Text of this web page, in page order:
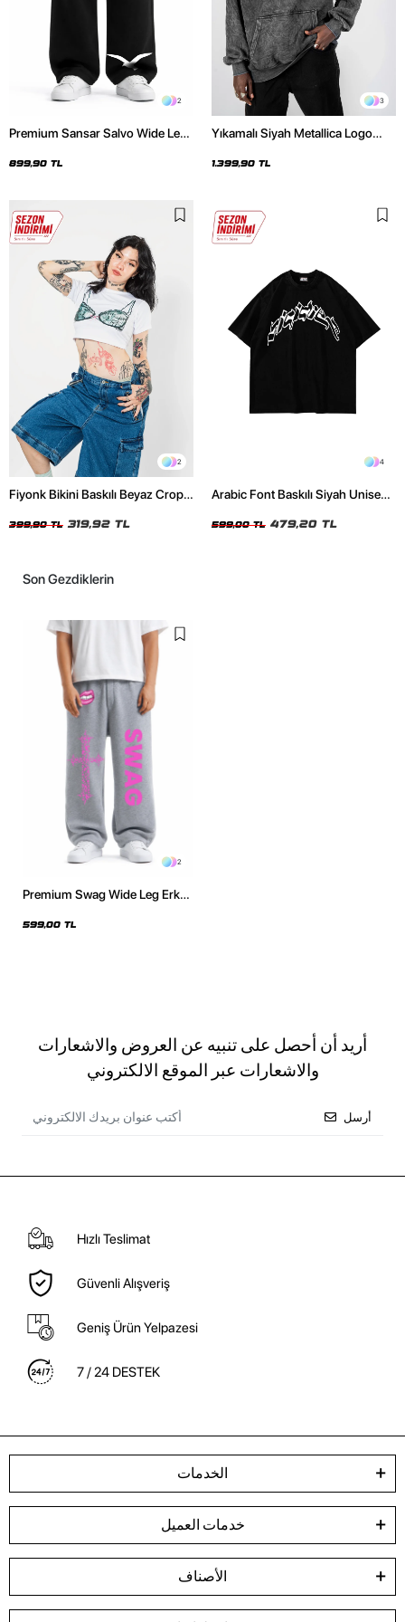
2
Premium Sansar Salvo Wide Leg
899,90 TL
3
Yıkamalı Siyah Metallica Logo
1.399,90 TL
2
Fiyonk Bikini Baskılı Beyaz Crop
399,90 TL 319,92 TL
4
Arabic Font Baskılı Siyah Unisex
599,00 TL 479,20 TL
Son Gezdiklerin
2
Premium Swag Wide Leg Erkek
599,00 TL
أريد أن أحصل على تنبيه عن العروض والاشعارات
والاشعارات عبر الموقع الالكتروني
أرسل
Hızlı Teslimat
Güvenli Alışveriş
Geniş Ürün Yelpazesi
7 / 24 DESTEK
الخدمات
خدمات العميل
الأصناف